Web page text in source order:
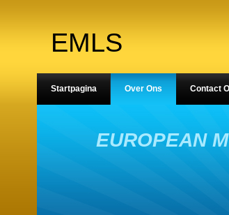
EMLS
EUROPEAN
Startpagina Over Ons Contact